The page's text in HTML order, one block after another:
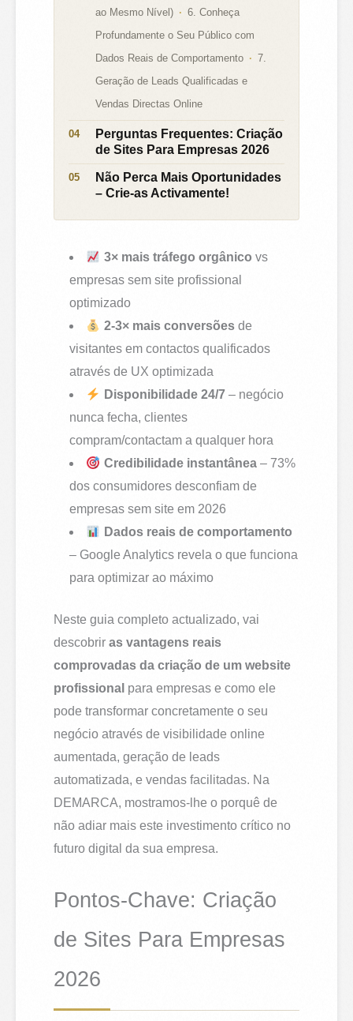
ao Mesmo Nível)
6. Conheça
Profundamente o Seu Público com
Dados Reais de Comportamento
7.
Geração de Leads Qualificadas e
Vendas Directas Online
Perguntas Frequentes: Criação
de Sites Para Empresas 2026
Não Perca Mais Oportunidades
– Crie-as Activamente!
3× mais tráfego orgânico vs
empresas sem site profissional
optimizado
2-3× mais conversões de
visitantes em contactos qualificados
através de UX optimizada
Disponibilidade 24/7 – negócio
nunca fecha, clientes
compram/contactam a qualquer hora
Credibilidade instantânea – 73%
dos consumidores desconfiam de
empresas sem site em 2026
Dados reais de comportamento
– Google Analytics revela o que funciona
para optimizar ao máximo
Neste guia completo actualizado, vai
descobriras vantagens reais
comprovadas da criação de um website
profissional para empresas e como ele
pode transformar concretamente o seu
negócio através de visibilidade online
aumentada, geração de leads
automatizada, e vendas facilitadas. Na
DEMARCA, mostramos-lhe o porquê de
não adiar mais este investimento crítico no
futuro digital da sua empresa.
Pontos-Chave: Criação
de Sites Para Empresas
2026